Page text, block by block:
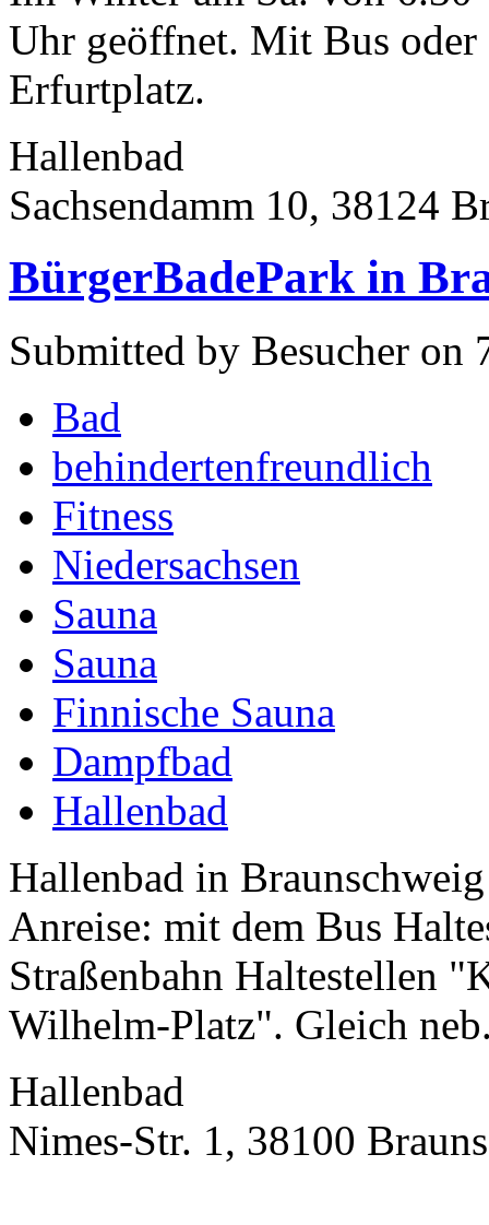
Uhr geöffnet. Mit Bus oder
Erfurtplatz.
Hallenbad
Sachsendamm 10, 38124
BürgerBadePark in
Submitted by Besucher on
Bad
behindertenfreundlich
Fitness
Niedersachsen
Sauna
Sauna
Finnische Sauna
Dampfbad
Hallenbad
Hallenbad in
Anreise: mit dem Bus
Straßenbahn Haltestellen
Wilhelm-Platz". Gleich
Hallenbad
Nimes-Str. 1, 38100